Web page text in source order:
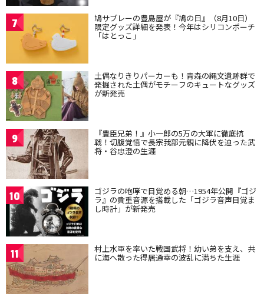
7 鳩サブレーの豊島屋が『鳩の日』（8月10日）
限定グッズ詳細を発表！今年はシリコンポーチ
「はとっこ」
8 土偶なりきりパーカーも！青森の縄文遺跡群で
発掘された土偶がモチーフのキュートなグッズ
が新発売
9 『豊臣兄弟！』小一郎の5万の大軍に徹底抗
戦！切腹覚悟で長宗我部元親に降伏を迫った武
将・谷忠澄の生涯
10 ゴジラの咆哮で目覚める朝…1954年公開『ゴジ
ラ』の貴重音源を搭載した「ゴジラ音声目覚ま
し時計」が新発売
11 村上水軍を率いた戦国武将！幼い弟を支え、共
に海へ散った得居通幸の波乱に満ちた生涯